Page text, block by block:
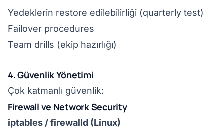
Yedeklerin restore edilebilirliği (quarterly test)
Failover procedures
Team drills (ekip hazırlığı)
4. Güvenlik Yönetimi
Çok katmanlı güvenlik:
Firewall ve Network Security
iptables / firewalld (Linux)